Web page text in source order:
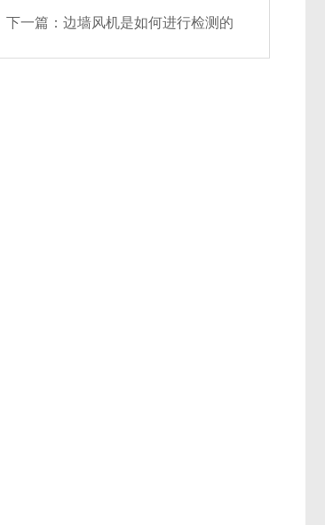
下一篇： 边墙风机是如何进行检测的